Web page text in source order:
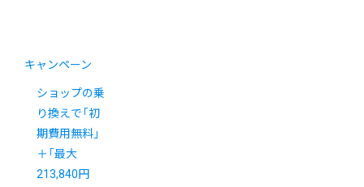
キャンペーン
ショップの乗
り換えで「初
期費用無料」
＋「最大
213,840円